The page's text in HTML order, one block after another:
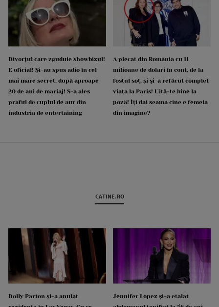
Divorțul care zguduie showbizul!
E oficial! Și-au spus adio în cel
mai mare secret, după aproape
20 de ani de mariaj! S-a ales
praful de cuplul de aur din
industria de entertaining
A plecat din România cu 11
milioane de dolari în cont, de la
fostul soț, și și-a refăcut complet
viața la Paris! Uită-te bine la
poză! Îți dai seama cine e femeia
din imagine?
CATINE.RO
Dolly Parton și-a anulat
Jennifer Lopez și-a etalat